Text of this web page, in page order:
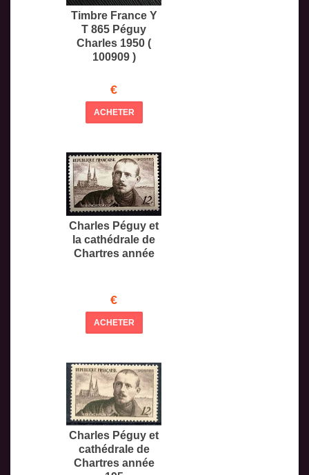
Timbre France Y
T 865 Péguy
Charles 1950 (
100909 )
€
ACHETER
Charles Péguy et
la cathédrale de
Chartres année
€
ACHETER
Charles Péguy et
cathédrale de
Chartres année